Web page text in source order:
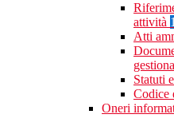
attività
Atti
Statuti
Codice
Oneri